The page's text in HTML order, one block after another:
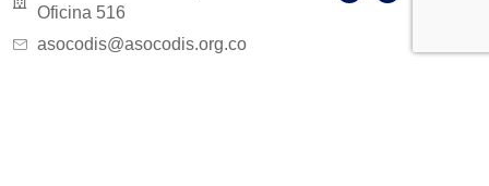
Oficina 516
asocodis@asocodis.org.co